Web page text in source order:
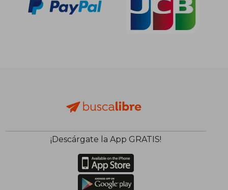
¡Descárgate la App GRATIS!